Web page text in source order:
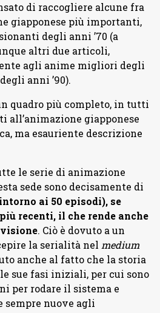
di raccogliere alcune fra
giapponese più importanti,
degli anni ’70 (a
altri due articoli,
agli anime migliori degli
anni ’90).
quadro più completo, in tutti
giapponese
ma esauriente descrizione
le serie di animazione
sede sono decisamente di
ai 50 episodi), se
recenti, il che rende anche
. Ciò è dovuto a un
la serialità nel medium
anche al fatto che la storia
sue fasi iniziali, per cui sono
per rodare il sistema e
sempre nuove agli